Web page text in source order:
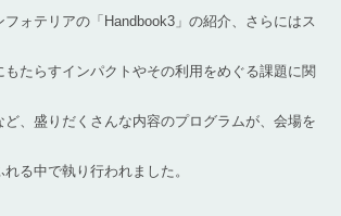
ォテリアの「Handbook3」の紹介、さらにはス
たらすインパクトやその利用をめぐる課題に関
、盛りだくさんな内容のプログラムが、会場を
る中で執り行われました。